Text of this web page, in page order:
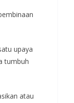
upaya
tumbuh
atau